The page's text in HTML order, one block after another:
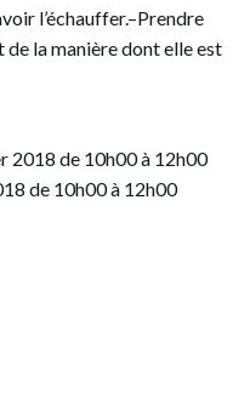
l’échauffer.–Prendre
la manière dont elle est
2018 de 10h00 à 12h00
de 10h00 à 12h00